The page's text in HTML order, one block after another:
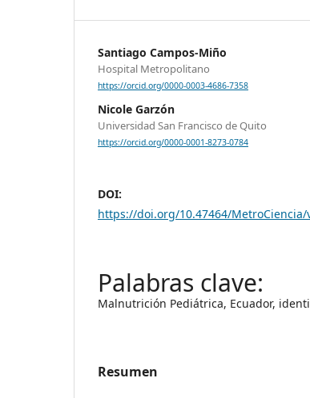
Santiago Campos-Miño
Hospital Metropolitano
https://orcid.org/0000-0003-4686-7358
Nicole Garzón
Universidad San Francisco de Quito
https://orcid.org/0000-0001-8273-0784
DOI:
https://doi.org/10.47464/MetroCiencia/
Malnutrición Pediátrica, Ecuador,
Resumen